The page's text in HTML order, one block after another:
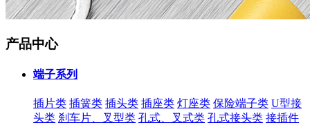
产品中心
端子系列
插片类 插簧类 插头类 插座类 灯座类 保险端子类 U型接
头类 刹车片、叉型类 孔式、叉式类 孔式接头类 接插件